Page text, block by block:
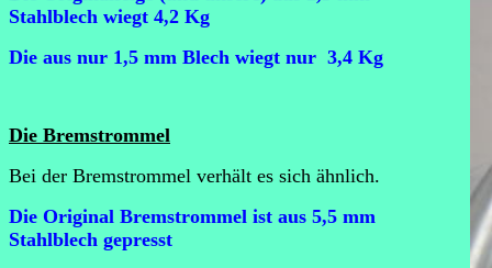
Stahlblech wiegt 4,2 Kg
Die aus nur 1,5 mm Blech wiegt nur 3,4 Kg
Die Bremstrommel
Bei der Bremstrommel verhält es sich ähnlich.
Die Original Bremstrommel ist aus 5,5 mm
Stahlblech gepresst